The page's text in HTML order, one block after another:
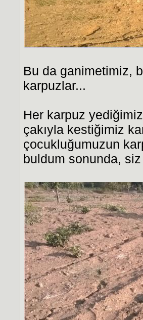
Bu da ganimetimiz,
karpuzlar...
Her karpuz
çakıyla kestiğimiz
çocukluğumuzun
buldum sonunda, siz